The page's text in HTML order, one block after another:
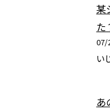
某
た
07/
い
あ